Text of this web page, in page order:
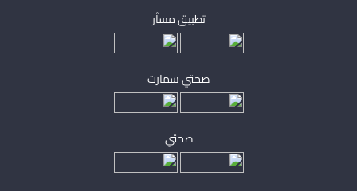
تطبيق مساْر
صحتي سمارت
صحتي